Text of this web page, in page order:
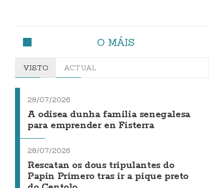
O MÁIS
VISTO ACTUAL
28/07/2026
A odisea dunha familia senegalesa
para emprender en Fisterra
28/07/2026
Rescatan os dous tripulantes do
Papin Primero tras ir a pique preto